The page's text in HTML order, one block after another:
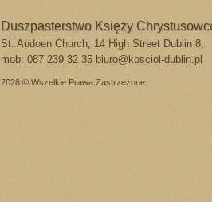
Duszpasterstwo Księży
St. Audoen Church, 14 High Street Dublin 8,
mob: 087 239 32 35 biuro@kosciol-dublin.pl
2026 © Wszelkie Prawa Zastrzeżone